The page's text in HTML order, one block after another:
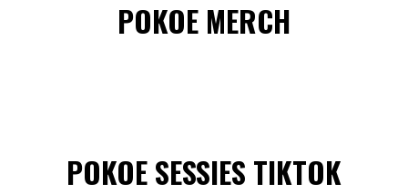
POKOE MERCH
POKOE SESSIES TIKTOK